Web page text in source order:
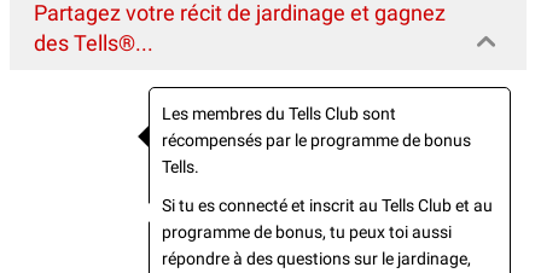
Partagez votre récit de jardinage et gagnez
des Tells®...
Les membres du Tells Club sont
récompensés par le programme de bonus
Tells.
Si tu es connecté et inscrit au Tells Club et au
programme de bonus, tu peux toi aussi
répondre à des questions sur le jardinage,